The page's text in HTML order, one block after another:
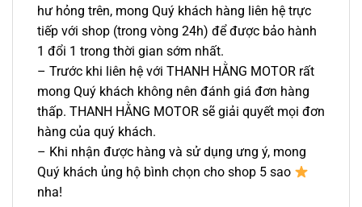
hư hỏng trên, mong Quý khách hàng liên hệ trực
tiếp với shop (trong vòng 24h) để được bảo hành
1 đổi 1 trong thời gian sớm nhất.
– Trước khi liên hệ với THANH HẰNG MOTOR rất
mong Quý khách không nên đánh giá đơn hàng
thấp. THANH HẰNG MOTOR sẽ giải quyết mọi đơn
hàng của quý khách.
– Khi nhận được hàng và sử dụng ưng ý, mong
Quý khách ủng hộ bình chọn cho shop 5 sao
nha!